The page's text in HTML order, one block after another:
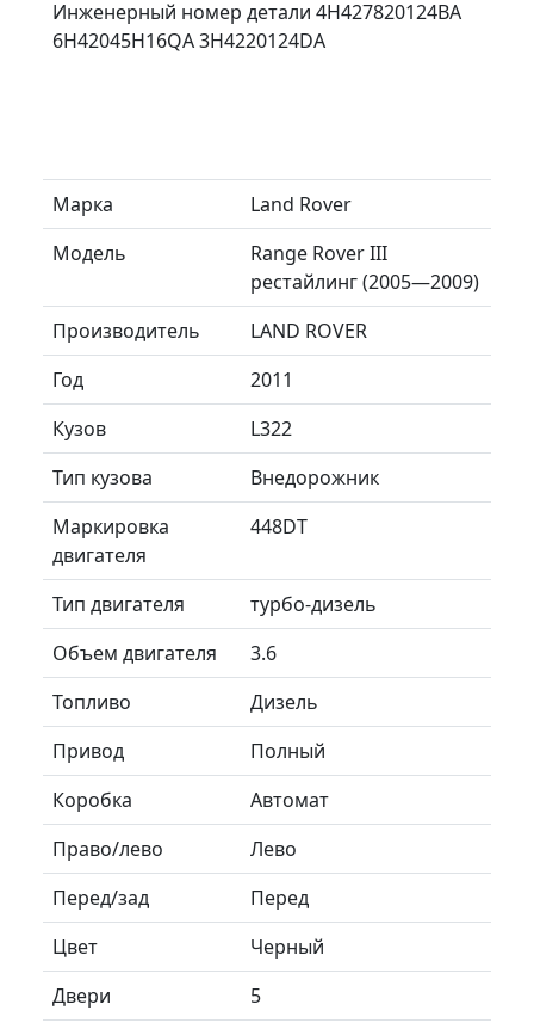
Инженерный номер детали 4H427820124BA
6H42045H16QA 3H4220124DA
Марка
Land Rover
Модель
Range Rover III
рестайлинг (2005—2009)
Производитель
LAND ROVER
Год
2011
Кузов
L322
Тип кузова
Внедорожник
Маркировка
двигателя
448DT
Тип двигателя
турбо-дизель
Объем двигателя
3.6
Топливо
Дизель
Привод
Полный
Коробка
Автомат
Право/лево
Лево
Перед/зад
Перед
Цвет
Черный
Двери
5